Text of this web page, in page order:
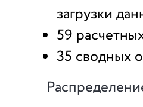
загрузки
59
35 сводных